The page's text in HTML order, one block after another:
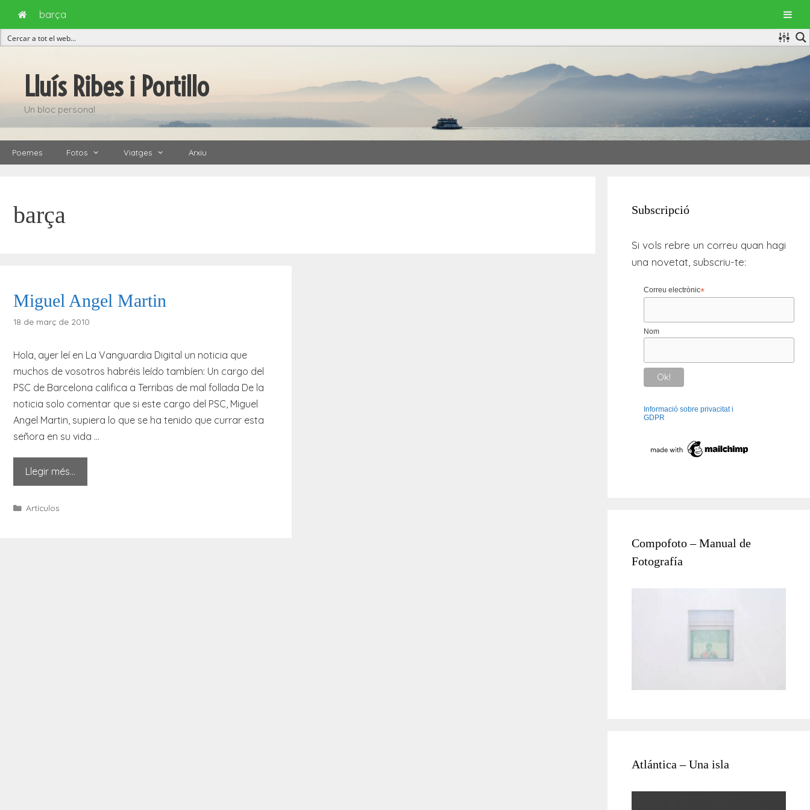
Lluís Ribes i Portillo
Un bloc personal
Poemes Fotos Viatges Arxiu
barça
Miguel Angel Martin
18 de març de 2010
Hola, ayer leí en La Vanguardia Digital un noticia que
muchos de vosotros habréis leído tambíen: Un cargo del
PSC de Barcelona califica a Terribas de mal follada De la
noticia solo comentar que si este cargo del PSC, Miguel
Angel Martin, supiera lo que se ha tenido que currar esta
señora en su vida …
Llegir més…
Categories
Artículos
Subscripció
Si vols rebre un correu quan hagi
una novetat, subscriu-te:
Correu electrònic*
Nom
Informació sobre privacitat i
GDPR
Compofoto – Manual de
Fotografía
Atlántica – Una isla
barça